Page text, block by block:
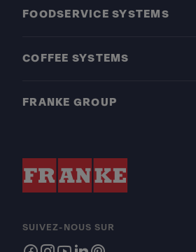
FOODSERVICE SYSTEMS
COFFEE SYSTEMS
FRANKE GROUP
SUIVEZ-NOUS SUR